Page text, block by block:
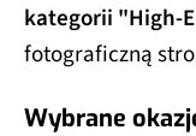
kategorii "High-
fotograficzną
Wybrane